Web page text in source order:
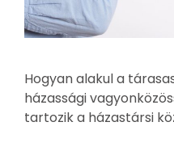
Hogyan alakul a
házassági
tartozik a házastársi